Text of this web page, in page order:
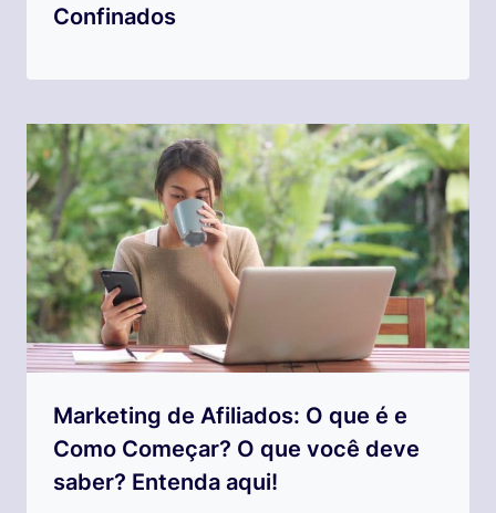
Confinados
Marketing de Afiliados: O que é e
Como Começar? O que você deve
saber? Entenda aqui!